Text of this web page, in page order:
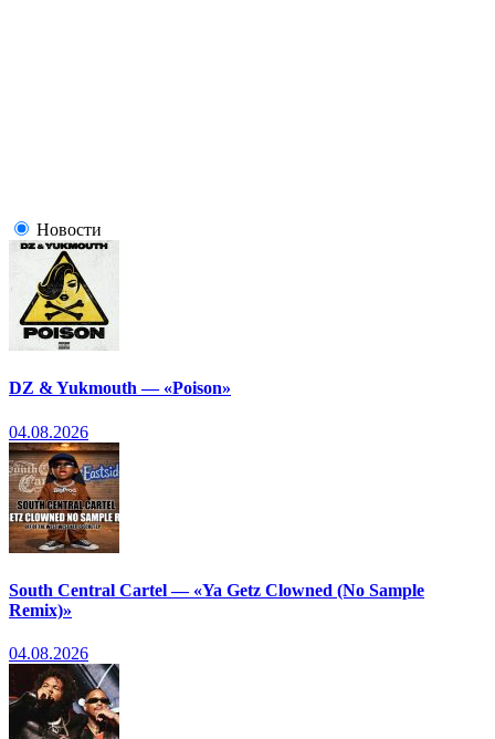
Новости
DZ & Yukmouth — «Poison»
04.08.2026
South Central Cartel — «Ya Getz Clowned (No Sample
Remix)»
04.08.2026